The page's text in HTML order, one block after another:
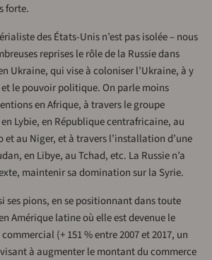
forte.
des États-Unis n’est pas isolée – nous
reprises le rôle de la Russie dans
Ukraine, qui vise à coloniser l’Ukraine, à y
et le pouvoir politique. On parle moins
en Afrique, à travers le groupe
Lybie, en République centrafricaine, au
et au Niger, et à travers l’installation d’une
en Libye, au Tchad, etc. La Russie n’a
maintenir sa domination sur la Syrie.
ses pions, en se positionnant dans toute
Amérique latine où elle est devenue le
(+ 151 % entre 2007 et 2017, un
à augmenter le montant du commerce